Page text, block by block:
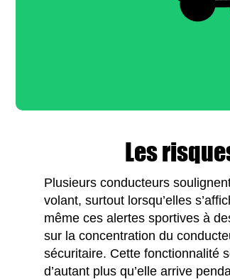
Les
Plusieurs conducteurs
volant, surtout lorsqu’elles
même ces alertes sportives à
sur la concentration du
sécuritaire. Cette fonctionnalité
d’autant plus qu’elle arrive